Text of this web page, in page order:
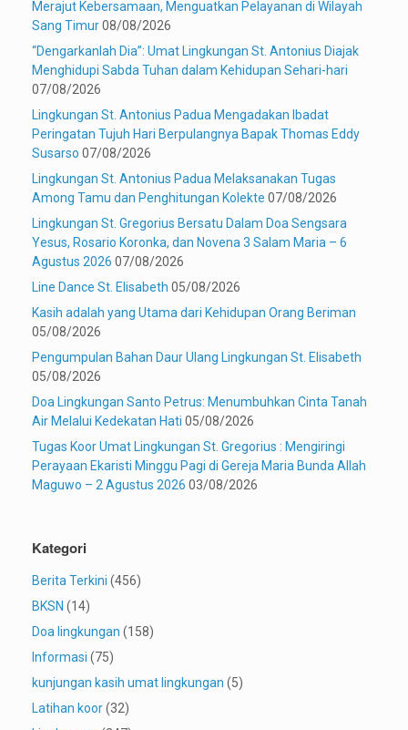
Merajut Kebersamaan, Menguatkan Pelayanan di Wilayah
Sang Timur08/08/2026
“Dengarkanlah Dia”: Umat Lingkungan St. Antonius Diajak
Menghidupi Sabda Tuhan dalam Kehidupan Sehari-hari
07/08/2026
Lingkungan St. Antonius Padua Mengadakan Ibadat
Peringatan Tujuh Hari Berpulangnya Bapak Thomas Eddy
Susarso 07/08/2026
Lingkungan St. Antonius Padua Melaksanakan Tugas
Among Tamu dan Penghitungan Kolekte 07/08/2026
Lingkungan St. Gregorius Bersatu Dalam Doa Sengsara
Yesus, Rosario Koronka, dan Novena 3 Salam Maria – 6
Agustus 2026 07/08/2026
Line Dance St. Elisabeth 05/08/2026
Kasih adalah yang Utama dari Kehidupan Orang Beriman
05/08/2026
Pengumpulan Bahan Daur Ulang Lingkungan St. Elisabeth
05/08/2026
Doa Lingkungan Santo Petrus: Menumbuhkan Cinta Tanah
Air Melalui Kedekatan Hati 05/08/2026
Tugas Koor Umat Lingkungan St. Gregorius : Mengiringi
Perayaan Ekaristi Minggu Pagi di Gereja Maria Bunda Allah
Maguwo – 2 Agustus 2026 03/08/2026
Kategori
Berita Terkini (456)
BKSN (14)
Doa lingkungan (158)
Informasi (75)
kunjungan kasih umat lingkungan (5)
Latihan koor(32)